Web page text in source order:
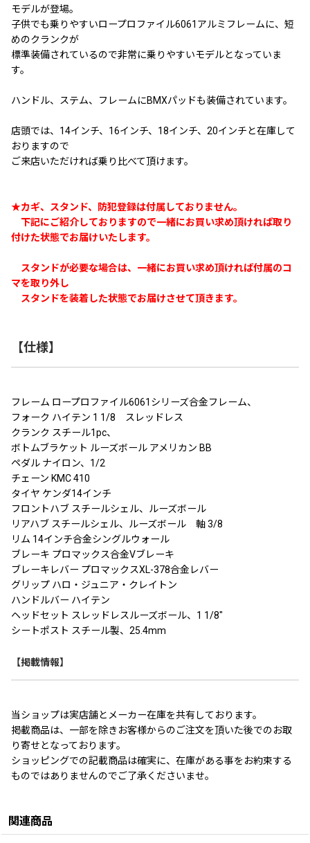
モデルが登場。
子供でも乗りやすいロープロファイル6061アルミフレームに、短
めのクランクが
標準装備されているので非常に乗りやすいモデルとなっていま
す。
ハンドル、ステム、フレームにBMXパッドも装備されています。
店頭では、14インチ、16インチ、18インチ、20インチと在庫して
おりますので
ご来店いただければ乗り比べて頂けます。
★カギ、スタンド、防犯登録は付属しておりません。
下記にご紹介しておりますので一緒にお買い求め頂ければ取り
付けた状態でお届けいたします。
スタンドが必要な場合は、一緒にお買い求め頂ければ付属のコ
マを取り外し
スタンドを装着した状態でお届けさせて頂きます。
【仕様】
フレーム ロープロファイル6061シリーズ合金フレーム、
フォーク ハイテン 1 1/8 スレッドレス
クランク スチール1pc、
ボトムブラケット ルーズボール アメリカン BB
ペダル ナイロン、1/2
チェーン KMC 410
タイヤ ケンダ14インチ
フロントハブ スチールシェル、ルーズボール
リアハブ スチールシェル、ルーズボール 軸 3/8
リム 14インチ合金シングルウォール
ブレーキ プロマックス合金Vブレーキ
ブレーキレバー プロマックスXL-378合金レバー
グリップ ハロ・ジュニア・クレイトン
ハンドルバー ハイテン
ヘッドセット スレッドレスルーズボール、1 1/8"
シートポスト スチール製、25.4mm
【掲載情報】
当ショップは実店舗とメーカー在庫を共有しております。
掲載商品は、一部を除きお客様からのご注文を頂いた後でのお取
り寄せとなっております。
ショッピングでの記載商品は確実に、在庫がある事をお約束する
ものではありませんのでご了承くださいませ。
関連商品